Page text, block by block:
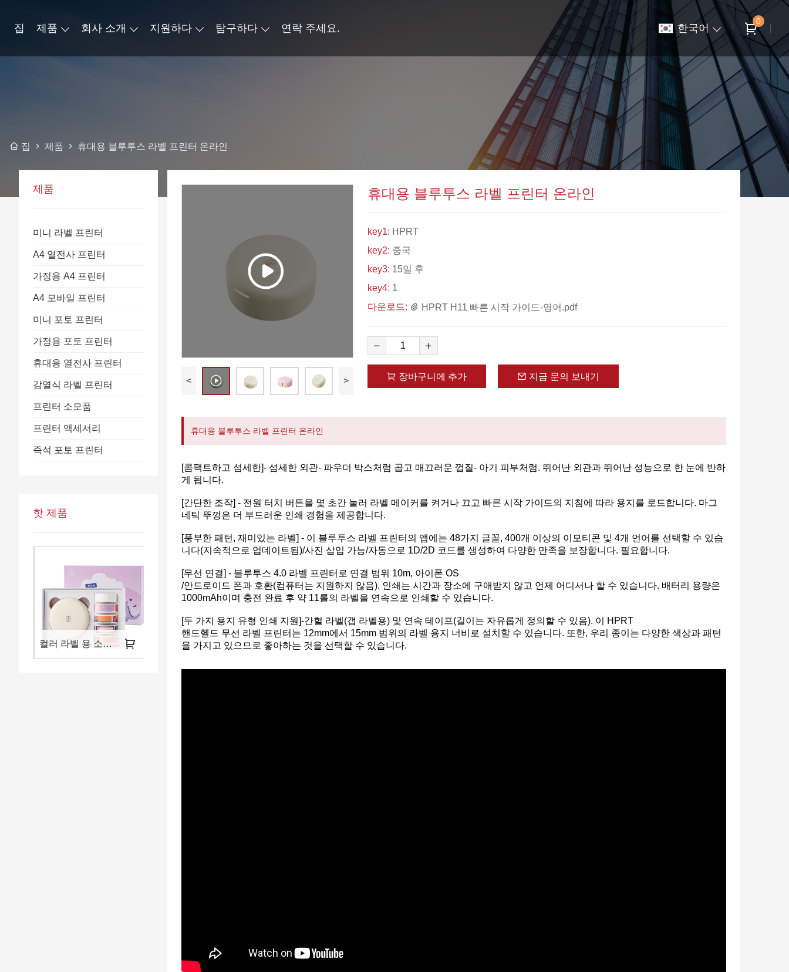
집 제품 회사 소개 지원하다 탐구하다 연락 주세요. 한국어
0
집 제품 휴대용 블루투스 라벨 프린터 온라인
제품
미니 라벨 프린터
A4 열전사 프린터
가정용 A4 프린터
A4 모바일 프린터
미니 포토 프린터
가정용 포토 프린터
휴대용 열전사 프린터
감열식 라벨 프린터
프린터 소모품
프린터 액세서리
즉석 포토 프린터
핫 제품
컬러 라벨 용 소형 스티커 프린터 슈트 HPRT 휴대용 및 무선 프린터 A4 미니 휴대용 A4 열전사 프린터 블루투스
< >
휴대용 블루투스 라벨 프린터 온라인
key1: HPRT
key2: 중국
key3: 15일 후
key4: 1
다운로드:
HPRT H11 빠른 시작 가이드-영어.pdf
장바구니에 추가 지금 문의 보내기
휴대용 블루투스 라벨 프린터 온라인
[콤팩트하고 섬세한]- 섬세한 외관- 파우더 박스처럼 곱고 매끄러운 껍질- 아기 피부처럼. 뛰어난 외관과 뛰어난 성능으로 한 눈에 반하
게 됩니다.
[간단한 조작] - 전원 터치 버튼을 몇 초간 눌러 라벨 메이커를 켜거나 끄고 빠른 시작 가이드의 지침에 따라 용지를 로드합니다. 마그
네틱 뚜껑은 더 부드러운 인쇄 경험을 제공합니다.
[풍부한 패턴, 재미있는 라벨] - 이 블루투스 라벨 프린터의 앱에는 48가지 글꼴, 400개 이상의 이모티콘 및 4개 언어를 선택할 수 있습
니다(지속적으로 업데이트됨)/사진 삽입 가능/자동으로 1D/2D 코드를 생성하여 다양한 만족을 보장합니다. 필요합니다.
[무선 연결] - 블루투스 4.0 라벨 프린터로 연결 범위 10m, 아이폰 OS
/안드로이드 폰과 호환(컴퓨터는 지원하지 않음). 인쇄는 시간과 장소에 구애받지 않고 언제 어디서나 할 수 있습니다. 배터리 용량은
1000mAh이며 충전 완료 후 약 11롤의 라벨을 연속으로 인쇄할 수 있습니다.
[두 가지 용지 유형 인쇄 지원]-간헐 라벨(갭 라벨용) 및 연속 테이프(길이는 자유롭게 정의할 수 있음). 이 HPRT
핸드헬드 무선 라벨 프린터는 12mm에서 15mm 범위의 라벨 용지 너비로 설치할 수 있습니다. 또한, 우리 종이는 다양한 색상과 패턴
을 가지고 있으므로 좋아하는 것을 선택할 수 있습니다.